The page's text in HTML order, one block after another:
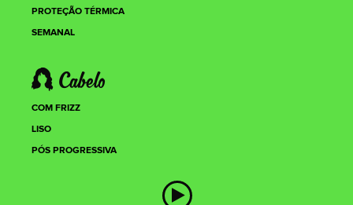
PROTEÇÃO TÉRMICA
SEMANAL
COM FRIZZ
LISO
PÓS PROGRESSIVA